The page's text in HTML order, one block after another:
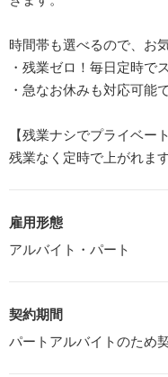
時間帯も選べるので、お
・残業ゼロ！毎日定時で
・急なお休みも対応可能
【残業ナシでプライベー
残業なく定時で上がれま
雇用形態
アルバイト・パート
契約期間
パートアルバイトのため